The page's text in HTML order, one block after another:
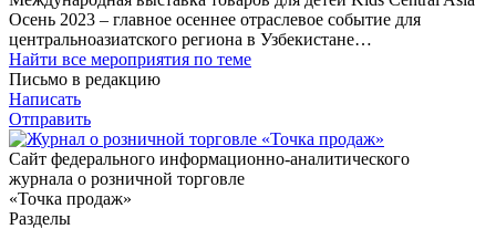
Осень 2023 – главное осеннее отраслевое событие для
центральноазиатского региона в Узбекистане…
Найти все мероприятия по теме
Письмо в редакцию
Написать
Отправить
Сайт федерального информационно-аналитического
журнала о розничной торговле
«Точка продаж»
Разделы